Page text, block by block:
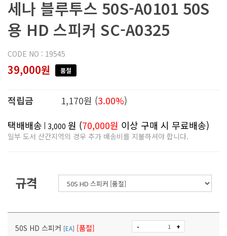
세나 블루투스 50S-A0101 50S
용 HD 스피커 SC-A0325
CODE NO : 19545
39,000원 품절
적립금 1,170원 (3.00%)
택배배송 3,000 원 (70,000원 이상 구매 시 무료배송)
일부 도서 산간지역의 경우 추가 배송비를 지불하셔야 합니다.
규격
50S HD 스피커 [EA] [품절] - +